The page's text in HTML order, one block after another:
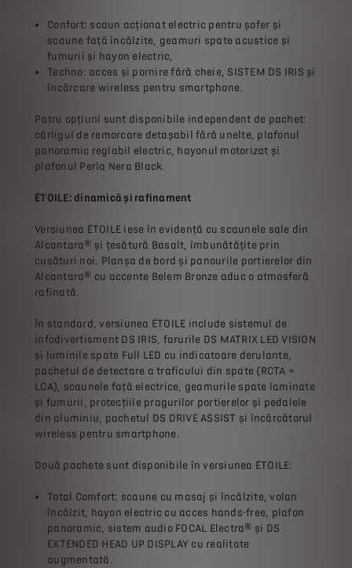
Confort: scaun acţionat electric pentru șofer și
scaune față încălzite, geamuri spate acustice și
fumurii și hayon electric,
Techno: acces și pornire fără cheie, SISTEM DS IRIS și
încărcare wireless pentru smartphone.
Patru opțiuni sunt disponibile independent de pachet:
cârligul de remorcare detașabil fără unelte, plafonul
panoramic reglabil electric, hayonul motorizat și
plafonul Perla Nera Black.
ÉTOILE: dinamică și rafinament
Versiunea ÉTOILE iese în evidență cu scaunele sale din
Alcantara® și țesătură Basalt, îmbunătățite prin
cusături noi. Planșa de bord și panourile portierelor din
Alcantara® cu accente Belem Bronze aduc o atmosferă
rafinată.
În standard, versiunea ÉTOILE include sistemul de
infodivertisment DS IRIS, farurile DS MATRIX LED VISION
și luminile spate Full LED cu indicatoare derulante,
pachetul de detectare a traficului din spate (RCTA +
LCA), scaunele față electrice, geamurile spate laminate
și fumurii, protecțiile pragurilor portierelor și pedalele
din aluminiu, pachetul DS DRIVE ASSIST și încărcătorul
wireless pentru smartphone.
Două pachete sunt disponibile în versiunea ÉTOILE:
Total Comfort: scaune cu masaj și încălzite, volan
încălzit, hayon electric cu acces hands-free, plafon
panoramic, sistem audio FOCAL Electra® și DS
EXTENDED HEAD UP DISPLAY cu realitate
augmentată.